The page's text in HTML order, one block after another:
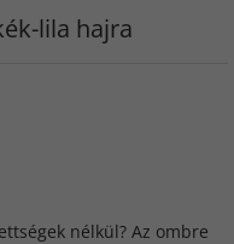
lila hajra
nélkül? Az ombre